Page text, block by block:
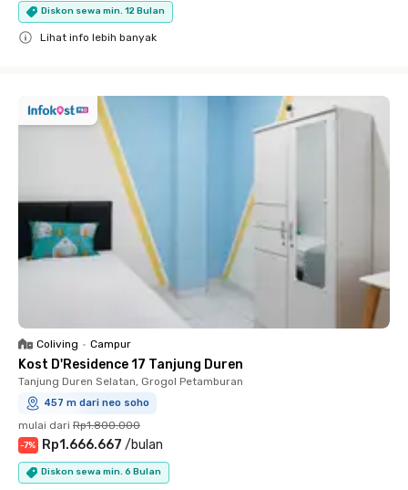
Diskon sewa min. 12 Bulan
Lihat info lebih banyak
Coliving • Campur
Kost D'Residence 17 Tanjung Duren
Tanjung Duren Selatan, Grogol Petamburan
457 m dari neo soho
mulai dari Rp1.800.000
-7% Rp1.666.667 /bulan
Diskon sewa min. 6 Bulan